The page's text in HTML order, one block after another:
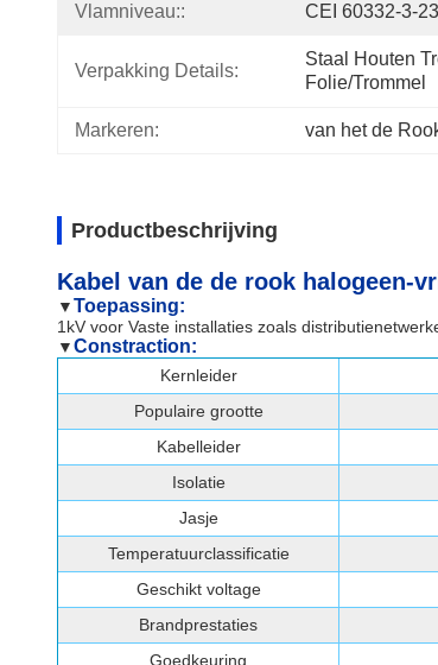
Vlamniveau:: CEI 60332-3-23
Verpakking Details:
Staal Houten
Folie/Trommel
Markeren: van het de
Productbeschrijving
Kabel van de de rook halogeen-
▼Toepassing:
1kV voor Vaste installaties zoals
▼Constraction:
Kernleider
Populaire grootte
Kabelleider
Isolatie
Jasje
Temperatuurclassificatie
Geschikt voltage
Brandprestaties
Goedkeuring